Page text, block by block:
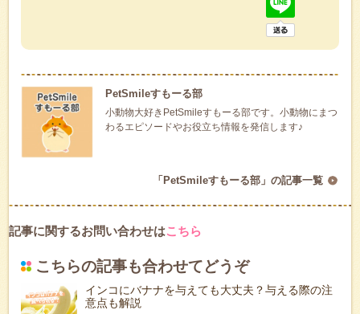
PetSmileすもーる部
小動物大好きPetSmileすもーる部です。小動物にまつ
わるエピソードやお役立ち情報を発信します♪
「PetSmileすもーる部」の記事一覧
記事に関するお問い合わせはこちら
こちらの記事も合わせてどうぞ
インコにバナナを与えても大丈夫？与える際の注
意点も解説